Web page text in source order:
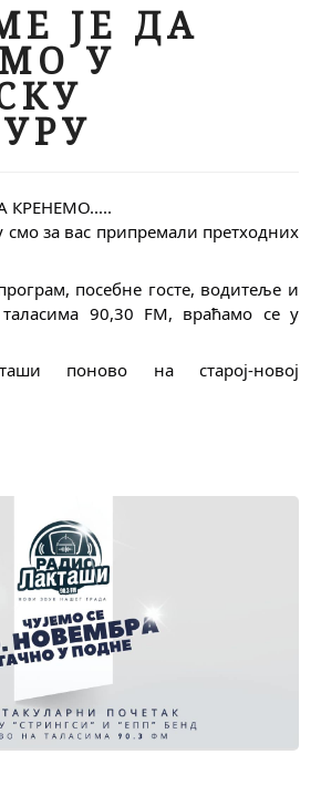
ЈЕ ДА
У
КРЕНЕМО.....
смо за вас припремали претходних
посебне госте, водитеље и
90,30 FM, враћамо се у
поново на старој-новој